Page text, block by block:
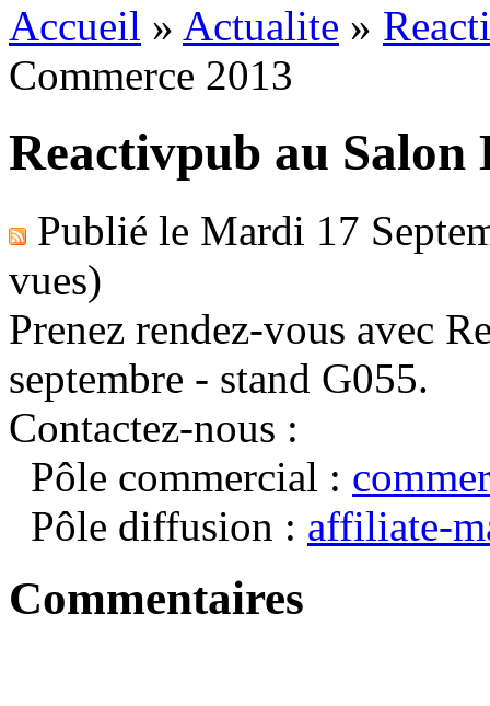
Accueil » Actualite »
Commerce 2013
Reactivpub au Salon
Publié le Mardi 17
vues)
Prenez rendez-vous avec
septembre - stand G055.
Contactez-nous :
Pôle commercial :
Pôle diffusion : affiliate-
Commentaires